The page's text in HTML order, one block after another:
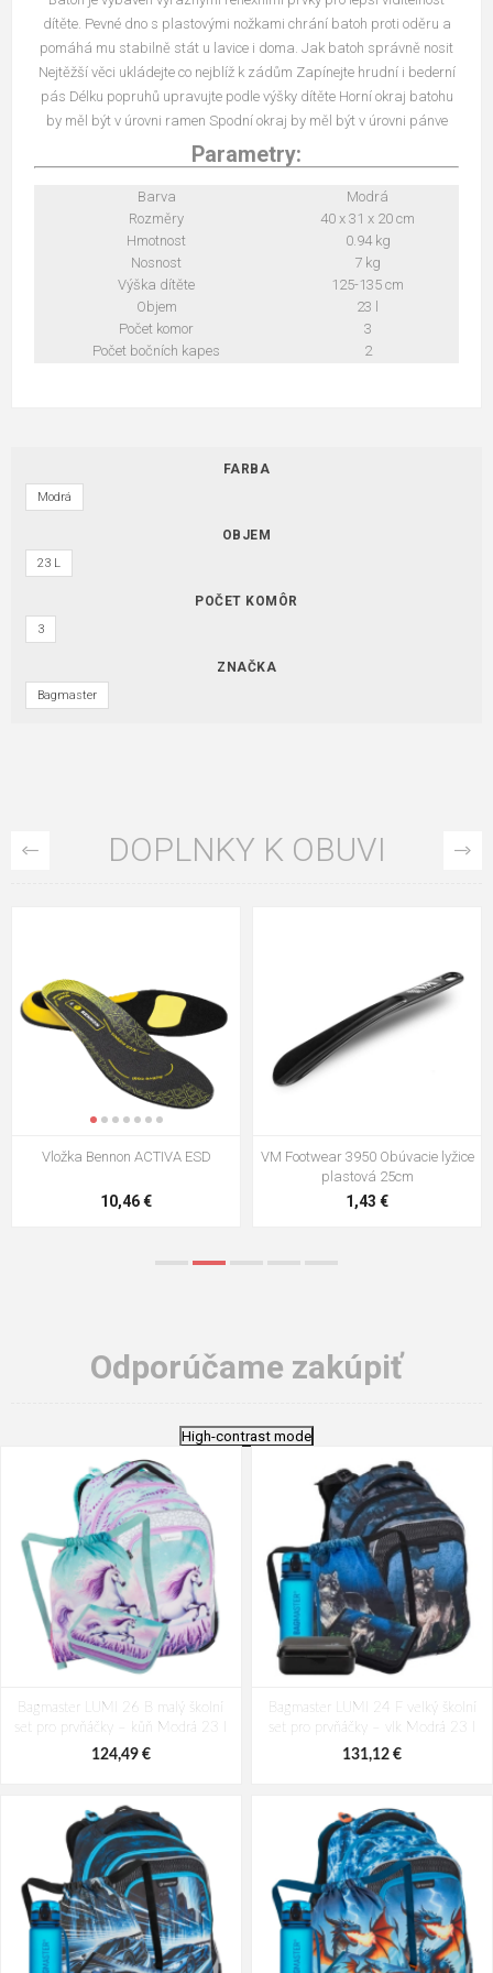
dítěte. Pevné dno s plastovými nožkami chrání batoh proti oděru a
pomáhá mu stabilně stát u lavice i doma. Jak batoh správně nosit
Nejtěžší věci ukládejte co nejblíž k zádům Zapínejte hrudní i bederní
pás Délku popruhů upravujte podle výšky dítěte Horní okraj batohu
by měl být v úrovni ramen Spodní okraj by měl být v úrovni pánve
Parametry:
Barva
Modrá
Rozměry
40 x 31 x 20 cm
Hmotnost
0.94 kg
Nosnost
7 kg
Výška dítěte
125-135 cm
Objem
23 l
Počet komor
3
Počet bočních kapes
2
FARBA
Modrá
OBJEM
23 L
POČET KOMÔR
3
ZNAČKA
Bagmaster
DOPLNKY K OBUVI
VM Footwear 3009 Vkladacia
5,21 €
VM Footwear 3102 Šnúrky ploché
0,79 €
Odporúčame zakúpiť
High-contrast mode
Bagmaster LUMI 26 B malý školní
set pro prvňáčky – kůň Modrá 23 l
124,49 €
Bagmaster LUMI 24 F velký školní
set pro prvňáčky – vlk Modrá 23 l
131,12 €